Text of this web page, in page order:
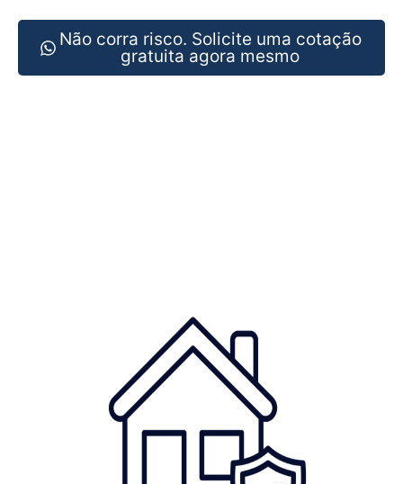
Não corra risco. Solicite uma cotação
gratuita agora mesmo